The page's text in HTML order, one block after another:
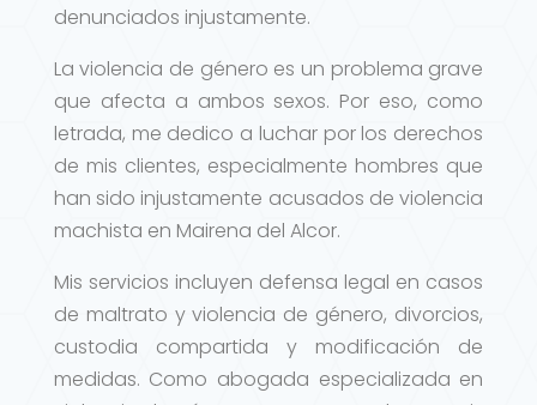
denunciados injustamente.
La violencia de género es un problema grave
que afecta a ambos sexos. Por eso, como
letrada, me dedico a luchar por los derechos
de mis clientes, especialmente hombres que
han sido injustamente acusados de violencia
machista en Mairena del Alcor.
Mis servicios incluyen defensa legal en casos
de maltrato y violencia de género, divorcios,
custodia compartida y modificación de
medidas. Como abogada especializada en